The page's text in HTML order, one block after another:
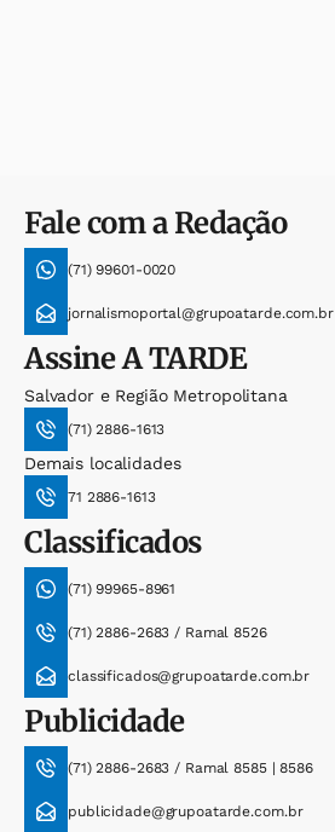
Fale com a Redação
(71) 99601-0020
jornalismoportal@grupoatarde.com.br
AssineA TARDE
Salvador e Região Metropolitana
(71) 2886-1613
Demais localidades
71 2886-1613
Classificados
(71) 99965-8961
(71) 2886-2683 / Ramal 8526
classificados@grupoatarde.com.br
Publicidade
(71) 2886-2683 / Ramal 8585 | 8586
publicidade@grupoatarde.com.br